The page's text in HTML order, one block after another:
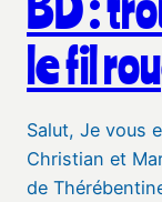
le fil
Salut, Je vous
Christian et
de